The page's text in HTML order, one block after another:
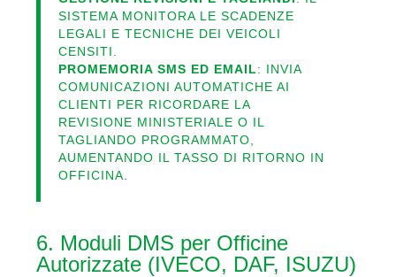
SISTEMA MONITORA LE SCADENZE
LEGALI E TECNICHE DEI VEICOLI
CENSITI.
PROMEMORIA SMS ED EMAIL: INVIA
COMUNICAZIONI AUTOMATICHE AI
CLIENTI PER RICORDARE LA
REVISIONE MINISTERIALE O IL
TAGLIANDO PROGRAMMATO,
AUMENTANDO IL TASSO DI RITORNO IN
OFFICINA.
6. Moduli DMS per Officine
Autorizzate (IVECO, DAF, ISUZU)